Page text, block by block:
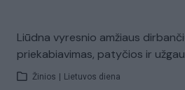
Liūdna vyresnio amžiaus
priekabiavimas, patyčios ir
Žinios Lietuvos diena